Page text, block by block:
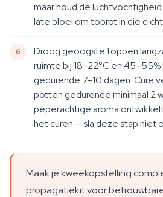
maar houd de
late bloei om toprot in die
Droog geoogste toppen
ruimte bij 18–22°C en
gedurende 7–10 dagen. Cure
potten gedurende minimaal 2
peperachtige aroma
het curen — sla deze stap niet
Maak je kweekopstelling
propagatiekit voor